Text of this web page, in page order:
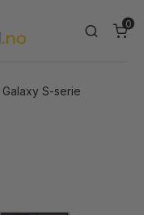
Search
0
Galaxy S-serie